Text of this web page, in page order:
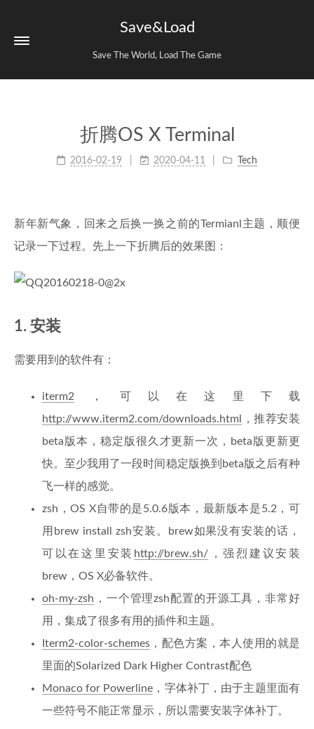
Save&Load
Save The World, Load The Game
折腾OS X Terminal
2016-02-19 2020-04-11 Tech
新年新气象，回来之后换一换之前的Termianl主题，顺便
记录一下过程。先上一下折腾后的效果图：
1. 安装
需要用到的软件有：
iterm2 ，可以在这里下载
http://www.iterm2.com/downloads.html
，推荐安装
beta版本，稳定版很久才更新一次，beta版更新更
快。至少我用了一段时间稳定版换到beta版之后有种
飞一样的感觉。
zsh，OS X自带的是5.0.6版本，最新版本是5.2，可
用brew install zsh安装。brew如果没有安装的话，
可以在这里安装 http://brew.sh/ ，强烈建议安装
brew，OS X必备软件。
oh-my-zsh ，一个管理zsh配置的开源工具，非常好
用，集成了很多有用的插件和主题。
Iterm2-color-schemes ，配色方案，本人使用的就是
里面的Solarized Dark Higher Contrast配色
Monaco for Powerline ，字体补丁，由于主题里面有
一些符号不能正常显示，所以需要安装字体补丁。